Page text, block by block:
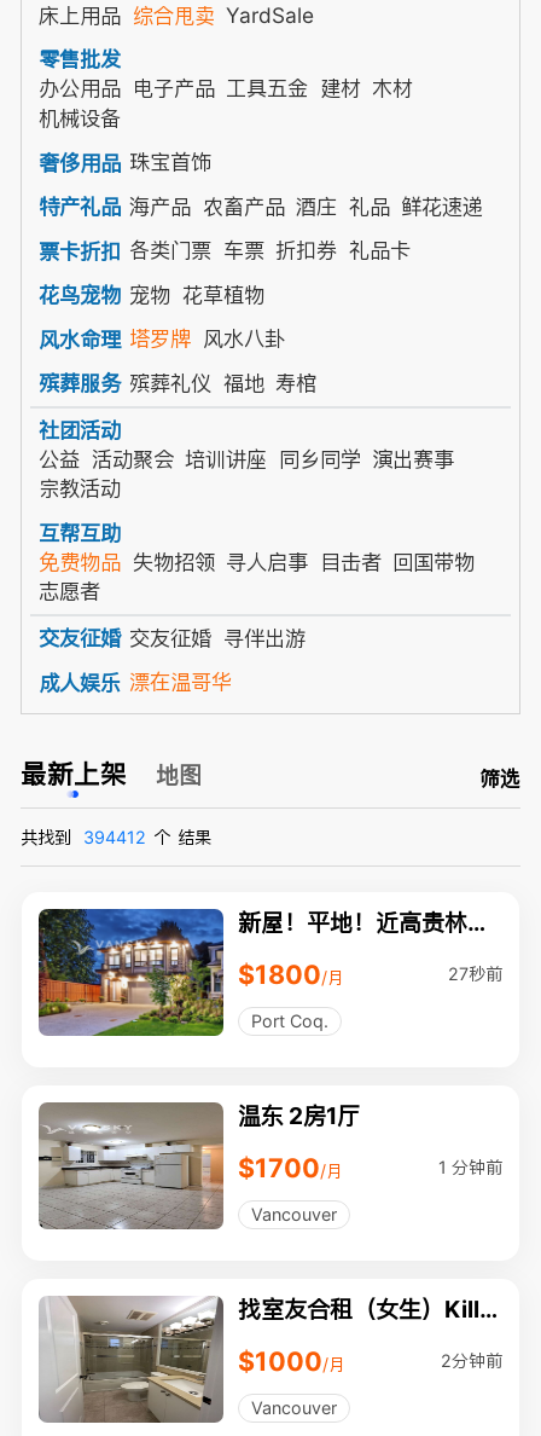
床上用品 综合甩卖 YardSale
零售批发
办公用品 电子产品 工具五金 建材 木材
机械设备
奢侈用品 珠宝首饰
特产礼品 海产品 农畜产品 酒庄 礼品 鲜花速递
票卡折扣 各类门票 车票 折扣券 礼品卡
花鸟宠物 宠物 花草植物
风水命理 塔罗牌 风水八卦
殡葬服务 殡葬礼仪 福地 寿棺
社团活动
公益 活动聚会 培训讲座 同乡同学 演出赛事
宗教活动
互帮互助
免费物品 失物招领 寻人启事 目击者 回国带物
志愿者
交友征婚 交友征婚 寻伴出游
成人娱乐 漂在温哥华
最新上架 地图 筛选
共找到 394412 个 结果
新屋！平地！近高贵林中
$1800/月 27秒前
Port Coq.
温东 2房1厅
$1700/月 1 分钟前
Vancouver
找室友合租（女生）Killa
enter
$1000/月 2分钟前
Vancouver